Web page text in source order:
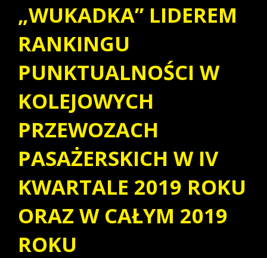
„WUKADKA” LIDEREM
RANKINGU
PUNKTUALNOŚCI W
KOLEJOWYCH
PRZEWOZACH
PASAŻERSKICH W IV
KWARTALE 2019 ROKU
ORAZ W CAŁYM 2019
ROKU